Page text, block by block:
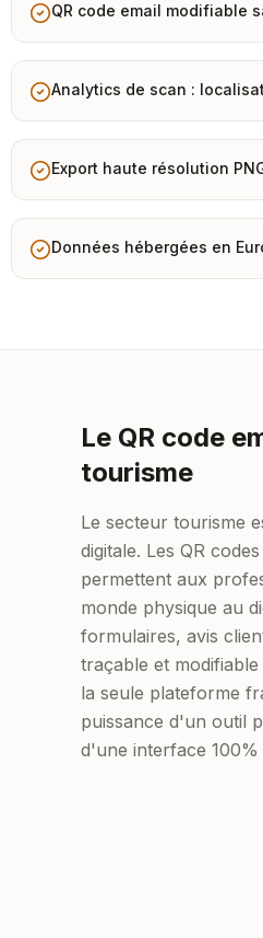
QR code email modifiable
Analytics de scan :
Export haute résolution
Données hébergées en
Le QR code
tourisme
Le secteur tourisme
digitale. Les QR
permettent aux
monde physique au
formulaires, avis
traçable et modifiable
la seule plateforme
puissance d'un outil
d'une interface